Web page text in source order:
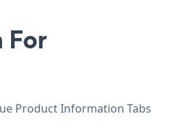
For
Product Information Tabs